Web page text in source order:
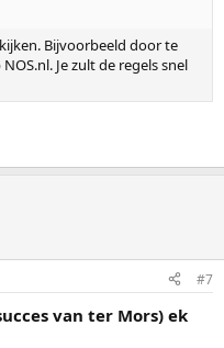
Bijvoorbeeld door te
Je zult de regels snel
#7
van ter Mors) ek